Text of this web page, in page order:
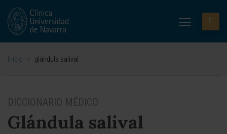
Inicio > glándula salival
DICCIONARIO MÉDICO
Glándula salival